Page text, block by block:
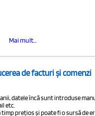
Mai mult...
de facturi și comenzi
datele încă sunt introduse
etc.
prețios și poate fi o sursă de